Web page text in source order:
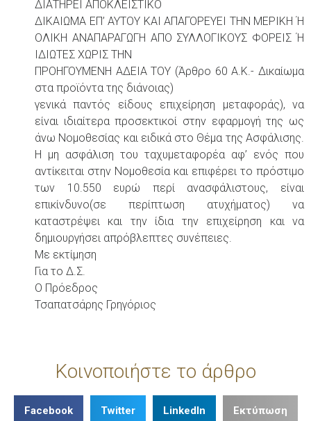
ΔΙΑΤΗΡΕΙ ΑΠΟΚΛΕΙΣΤΙΚΟ
ΔΙΚΑΙΩΜΑ ΕΠ’ ΑΥΤΟΥ ΚΑΙ ΑΠΑΓΟΡΕΥΕΙ ΤΗΝ ΜΕΡΙΚΗ Ή
ΟΛΙΚΗ ΑΝΑΠΑΡΑΓΩΓΗ ΑΠΟ ΣΥΛΛΟΓΙΚΟΥΣ ΦΟΡΕΙΣ Ή
ΙΔΙΩΤΕΣ ΧΩΡΙΣ ΤΗΝ
ΠΡΟΗΓΟΥΜΕΝΗ ΑΔΕΙΑ ΤΟΥ (Άρθρο 60 Α.Κ.- Δικαίωμα
στα προϊόντα της διάνοιας)
γενικά παντός είδους επιχείρηση μεταφοράς), να
είναι ιδιαίτερα προσεκτικοί στην εφαρμογή της ως
άνω Νομοθεσίας και ειδικά στο Θέμα της Ασφάλισης.
Η μη ασφάλιση του ταχυμεταφορέα αφ’ ενός που
αντίκειται στην Νομοθεσία και επιφέρει το πρόστιμο
των 10.550 ευρώ περί ανασφάλιστους, είναι
επικίνδυνο(σε περίπτωση ατυχήματος) να
καταστρέψει και την ίδια την επιχείρηση και να
δημιουργήσει απρόβλεπτες συνέπειες.
Με εκτίμηση
Για το Δ.Σ.
Ο Πρόεδρος
Τσαπατσάρης Γρηγόριος
Κοινοποιήστε το άρθρο
Facebook Twitter LinkedIn Εκτύπωση